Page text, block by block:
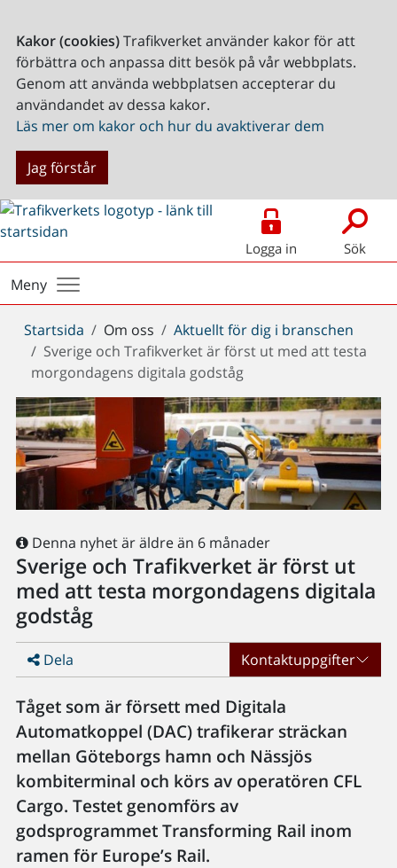
Kakor (cookies)Trafikverket använder kakor för att
förbättra och anpassa ditt besök på vår webbplats.
Genom att använda webbplatsen accepterar du
användandet av dessa kakor.
Läs mer om kakor och hur du avaktiverar dem
Jag förstår
Logga in Sök
Meny
Du
är
här:
Startsida Om oss
Aktuellt för dig i branschen
Sverige och Trafikverket är först ut med att testa
morgondagens digitala godståg
Denna nyhet är äldre än 6 månader
Sverige och Trafikverket är först ut
med att testa morgondagens digitala
godståg
Dela Kontaktuppgifter
Tåget som är försett med Digitala
Automatkoppel (DAC) trafikerar sträckan
mellan Göteborgs hamn och Nässjös
kombiterminal och körs av operatören CFL
Cargo. Testet genomförs av
godsprogrammet Transforming Rail inom
ramen för Europe’s Rail.